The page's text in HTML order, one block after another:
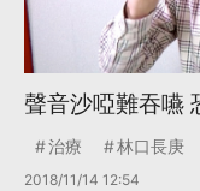
聲音沙啞難吞嚥
治療 林口長庚
2018/11/14 12:54